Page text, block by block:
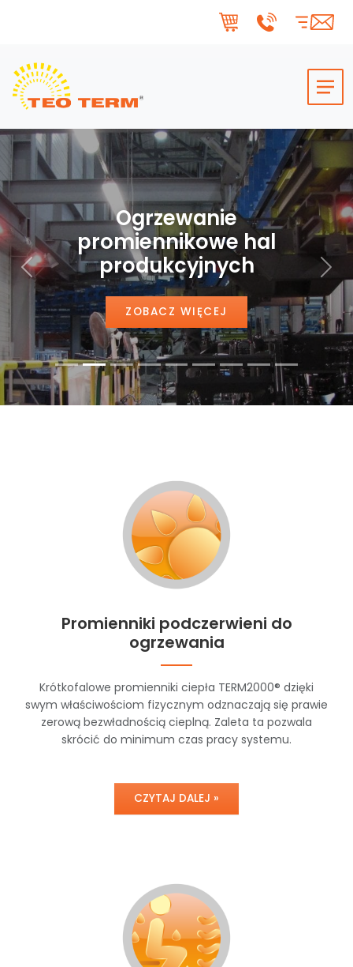
Ogrzewanie
promiennikowe hal
produkcyjnych
ZOBACZ WIĘCEJ
Poprzedni
Promienniki podczerwieni do
ogrzewania
Krótkofalowe promienniki ciepła TERM2000® dzięki
swym właściwościom fizycznym odznaczają się prawie
zerową bezwładnością cieplną. Zaleta ta pozwala
skrócić do minimum czas pracy systemu.
CZYTAJ DALEJ »